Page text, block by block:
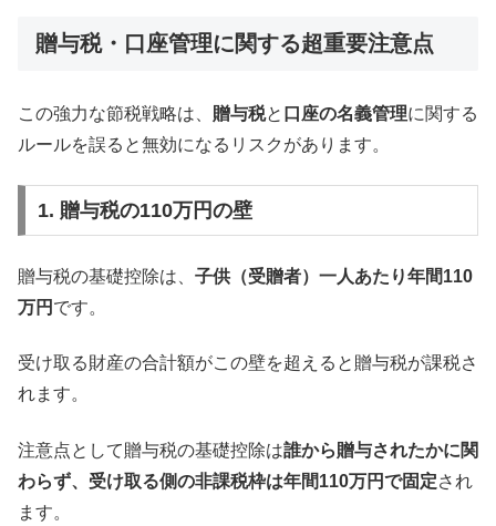
贈与税・口座管理に関する超重要注意点
この強力な節税戦略は、 贈与税と 口座の名義管理に関する
ルールを誤ると無効になるリスクがあります。
1. 贈与税の110万円の壁
贈与税の基礎控除は、 子供（受贈者）一人あたり年間110
万円 です。
受け取る財産の合計額がこの壁を超えると贈与税が課税さ
れます。
注意点として贈与税の基礎控除は誰から贈与されたかに関
わらず、受け取る側の非課税枠は年間110万円で固定され
ます。